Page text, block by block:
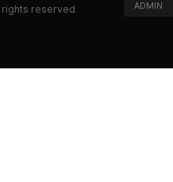
rights reserved ADMIN